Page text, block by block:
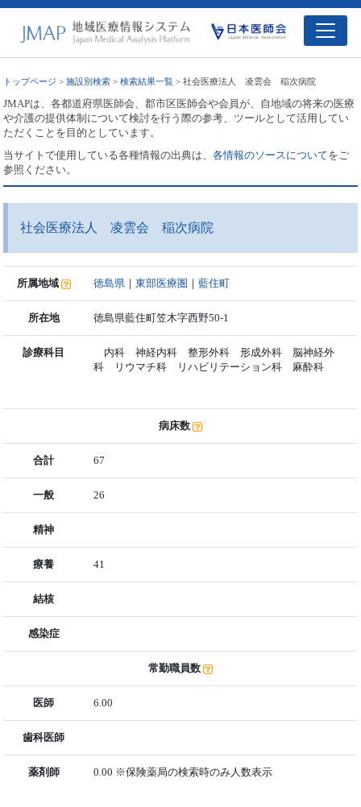
トップページ >施設別検索 >検索結果一覧 > 社会医療法人 凌雲会 稲次病院
JMAPは、各都道府県医師会、郡市区医師会や会員が、自地域の将来の医療
や介護の提供体制について検討を行う際の参考、ツールとして活用してい
ただくことを目的としています。
当サイトで使用している各種情報の出典は、各情報のソースについてをご
参照ください。
社会医療法人 凌雲会 稲次病院
所属地域 徳島県 ｜東部医療圏 ｜藍住町
所在地 徳島県藍住町笠木字西野50-1
診療科目
内科 神経内科 整形外科 形成外科 脳神経外
科 リウマチ科 リハビリテーション科 麻酔科
病床数
合計 67
一般 26
精神
療養 41
結核
感染症
常勤職員数
医師 6.00
歯科医師
薬剤師 0.00 ※保険薬局の検索時のみ人数表示